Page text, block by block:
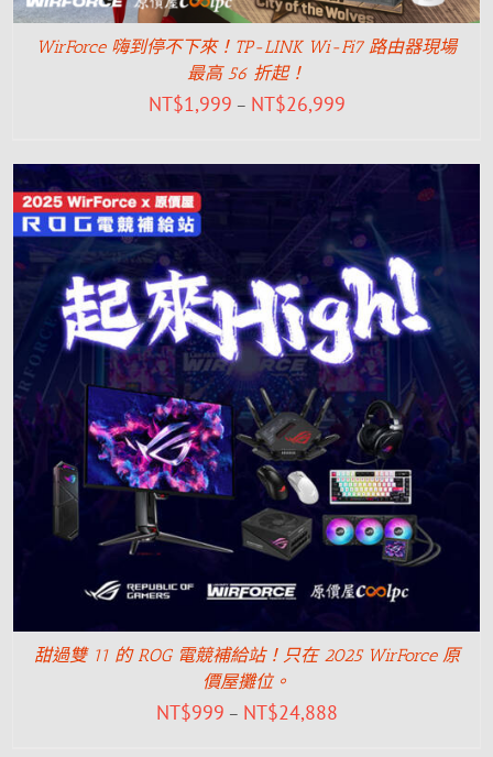
WirForce 嗨到停不下來！TP-LINK Wi-Fi7 路由器現場
最高 56 折起！
NT$1,999 – NT$26,999
甜過雙 11 的 ROG 電競補給站！只在 2025 WirForce 原
價屋攤位。
NT$999 – NT$24,888